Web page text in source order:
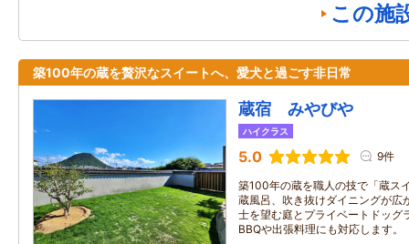
この施
築100年の蔵を贅沢なスイートへ、愛犬と過ごす非日常
蔵宿 みやびや
ハイクラス
5.0 9件
築100年の蔵を職人の技で「蔵ス
蔵風呂、吹き抜けダイニングが広
士を望む庭とプライベートドッグ
BBQや出張料理にも対応します。